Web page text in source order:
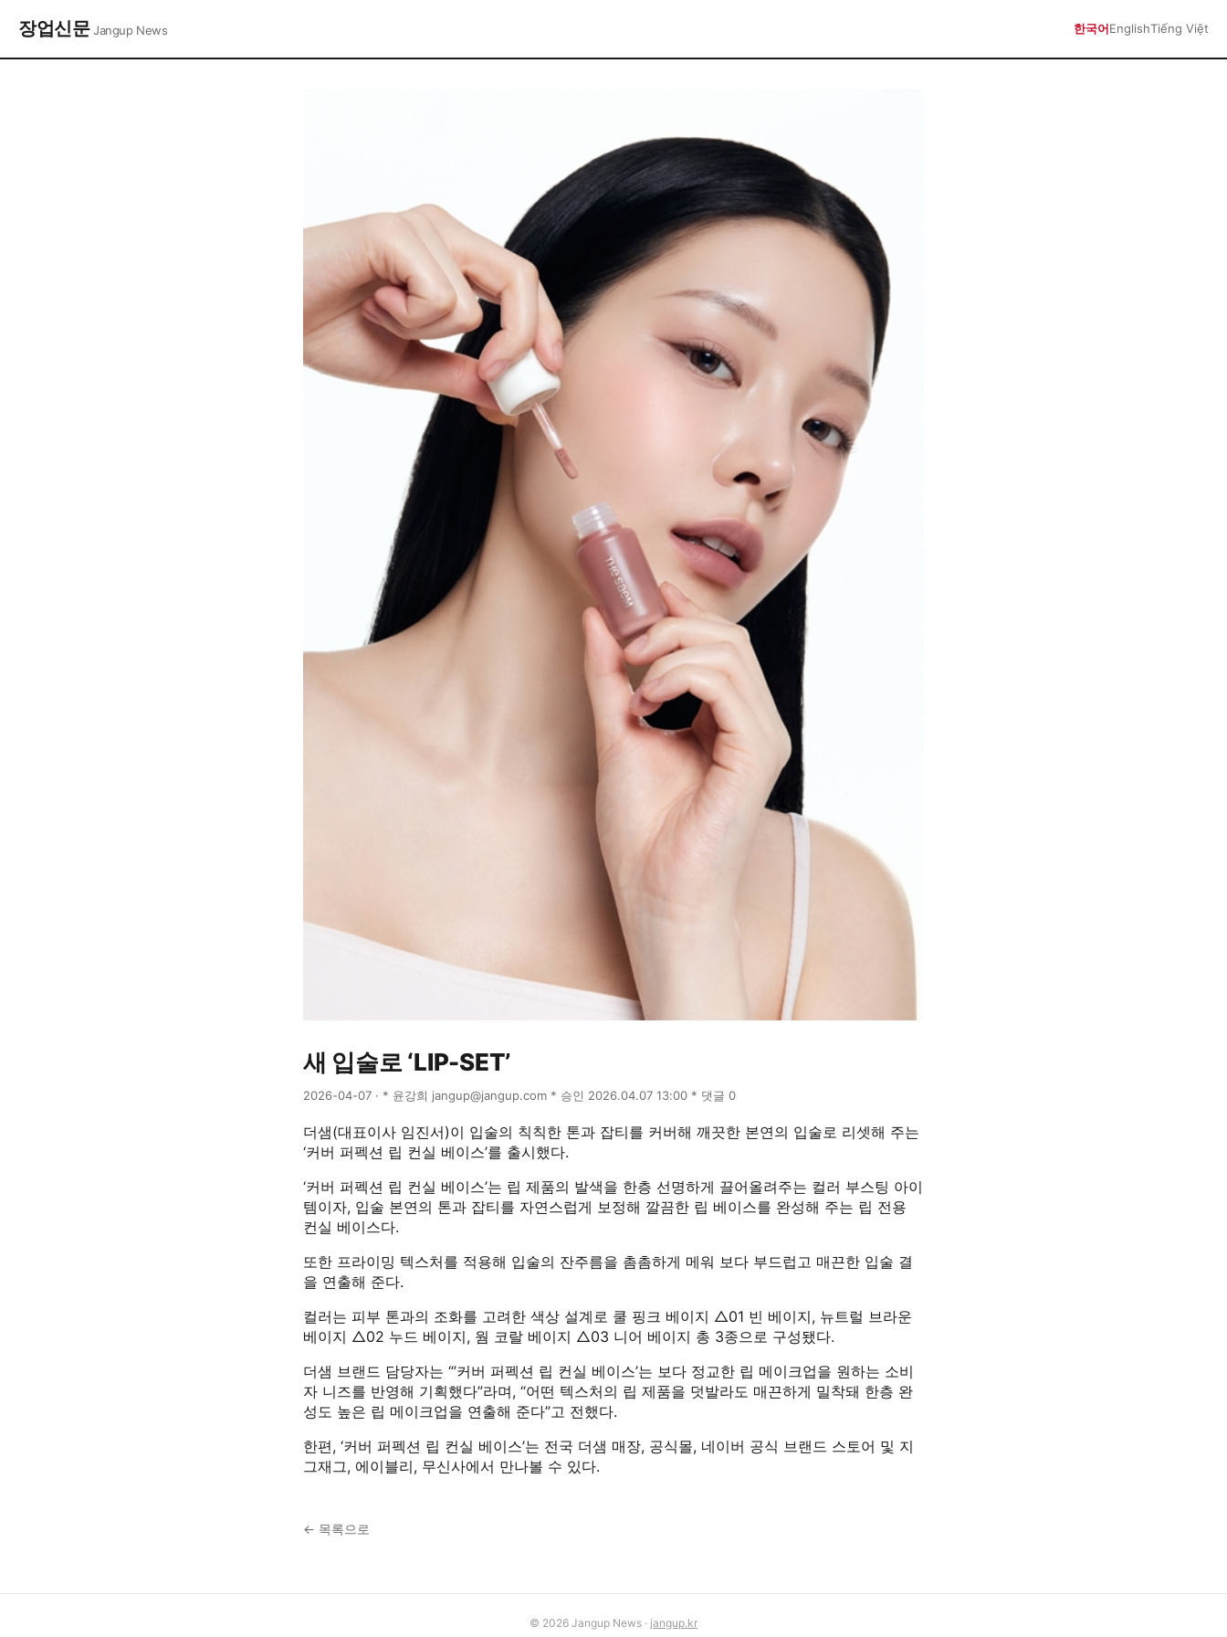
장업신문Jangup News 한국어EnglishTiếng Việt
새 입술로 ‘LIP-SET’
2026-04-07 · * 윤강희 jangup@jangup.com * 승인 2026.04.07 13:00 * 댓글 0
더샘(대표이사 임진서)이 입술의 칙칙한 톤과 잡티를 커버해 깨끗한 본연의 입술로 리셋해 주는
‘커버 퍼펙션 립 컨실 베이스’를 출시했다.
‘커버 퍼펙션 립 컨실 베이스’는 립 제품의 발색을 한층 선명하게 끌어올려주는 컬러 부스팅 아이
템이자, 입술 본연의 톤과 잡티를 자연스럽게 보정해 깔끔한 립 베이스를 완성해 주는 립 전용
컨실 베이스다.
또한 프라이밍 텍스처를 적용해 입술의 잔주름을 촘촘하게 메워 보다 부드럽고 매끈한 입술 결
을 연출해 준다.
컬러는 피부 톤과의 조화를 고려한 색상 설계로 쿨 핑크 베이지 △01 빈 베이지, 뉴트럴 브라운
베이지 △02 누드 베이지, 웜 코랄 베이지 △03 니어 베이지 총 3종으로 구성됐다.
더샘 브랜드 담당자는 “’커버 퍼펙션 립 컨실 베이스’는 보다 정교한 립 메이크업을 원하는 소비
자 니즈를 반영해 기획했다”라며, “어떤 텍스처의 립 제품을 덧발라도 매끈하게 밀착돼 한층 완
성도 높은 립 메이크업을 연출해 준다”고 전했다.
한편, ‘커버 퍼펙션 립 컨실 베이스’는 전국 더샘 매장, 공식몰, 네이버 공식 브랜드 스토어 및 지
그재그, 에이블리, 무신사에서 만나볼 수 있다.
← 목록으로
© 2026 Jangup News · jangup.kr